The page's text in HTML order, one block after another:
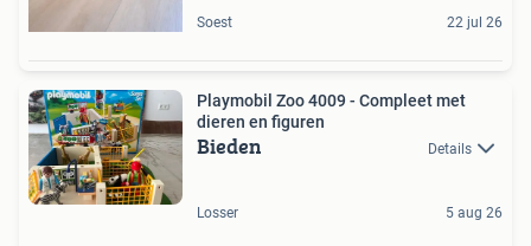
Soest 22 jul 26
Playmobil Zoo 4009 - Compleet met
dieren en figuren
Bieden Details
Losser 5 aug 26